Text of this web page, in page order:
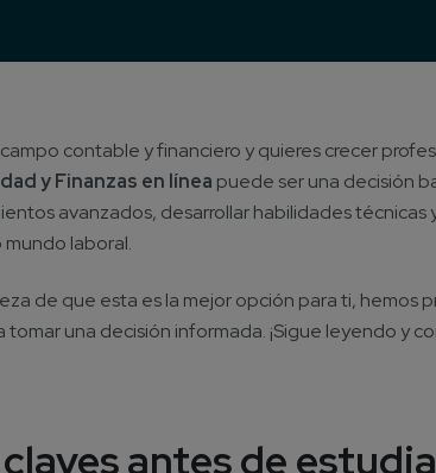
contable y financiero y quieres crecer
y Finanzas en línea puede ser una decisión
avanzados, desarrollar habilidades
laboral.
de que esta es la mejor opción para ti, hemos
una decisión informada. ¡Sigue leyendo y
antes de